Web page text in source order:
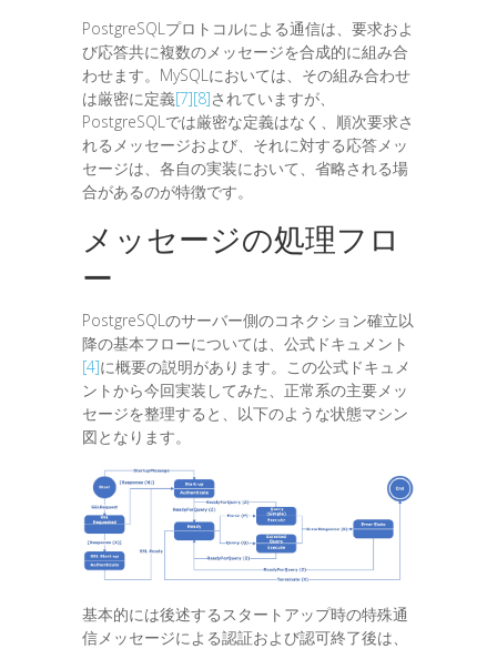
PostgreSQLプロトコルによる通信は、要求およ
び応答共に複数のメッセージを合成的に組み合
わせます。MySQLにおいては、その組み合わせ
は厳密に定義[7][8]されていますが、
PostgreSQLでは厳密な定義はなく、順次要求さ
れるメッセージおよび、それに対する応答メッ
セージは、各自の実装において、省略される場
合があるのが特徴です。
メッセージの処理フロ
ー
PostgreSQLのサーバー側のコネクション確立以
降の基本フローについては、公式ドキュメント
[4]に概要の説明があります。この公式ドキュメ
ントから今回実装してみた、正常系の主要メッ
セージを整理すると、以下のような状態マシン
図となります。
基本的には後述するスタートアップ時の特殊通
信メッセージによる認証および認可終了後は、